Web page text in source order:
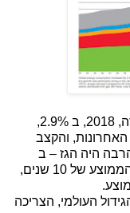
השימוש העולמי באנרגיה גדל בשנה שעברה, 2018, ב 2.9%,
ממוצע 10 השנים האחרונות, והקצב
הכי הרבה היה הגז – ב
40%, כול הדלקים (כולל פחם) גדלו יותר מהממוצע של 10 שנים,
והודו יחד הוסיפו יותר מ 2/3 מהגידול העולמי, הצריכה